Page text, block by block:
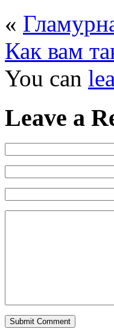
«
Как вам
You can
Leave a